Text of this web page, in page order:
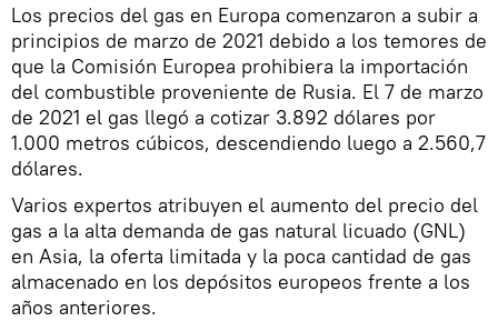
Los precios del gas en Europa comenzaron a subir a
principios de marzo de 2021 debido a los temores de
que la Comisión Europea prohibiera la importación
del combustible proveniente de Rusia. El 7 de marzo
de 2021 el gas llegó a cotizar 3.892 dólares por
1.000 metros cúbicos, descendiendo luego a 2.560,7
dólares.
Varios expertos atribuyen el aumento del precio del
gas a la alta demanda de gas natural licuado (GNL)
en Asia, la oferta limitada y la poca cantidad de gas
almacenado en los depósitos europeos frente a los
años anteriores.